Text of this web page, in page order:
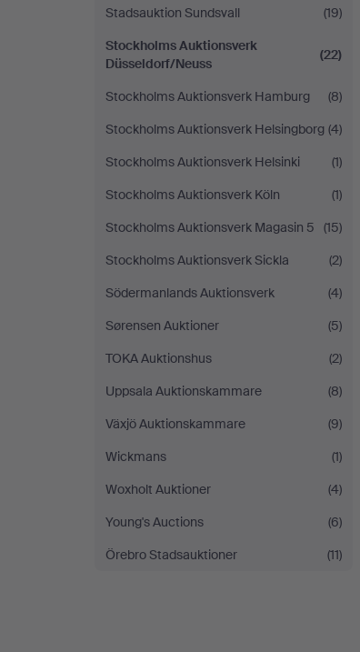
Stadsauktion Sundsvall
(19)
Stockholms Auktionsverk
Düsseldorf/Neuss
(22)
Stockholms Auktionsverk Hamburg
(8)
Stockholms Auktionsverk Helsingborg (4)
Stockholms Auktionsverk Helsinki
(1)
Stockholms Auktionsverk Köln
(1)
Stockholms Auktionsverk Magasin 5
(15)
Stockholms Auktionsverk Sickla
(2)
Södermanlands Auktionsverk
(4)
Sørensen Auktioner
(5)
TOKA Auktionshus
(2)
Uppsala Auktionskammare
(8)
Växjö Auktionskammare
(9)
Wickmans
(1)
Woxholt Auktioner
(4)
Young's Auctions
(6)
Örebro Stadsauktioner
(11)